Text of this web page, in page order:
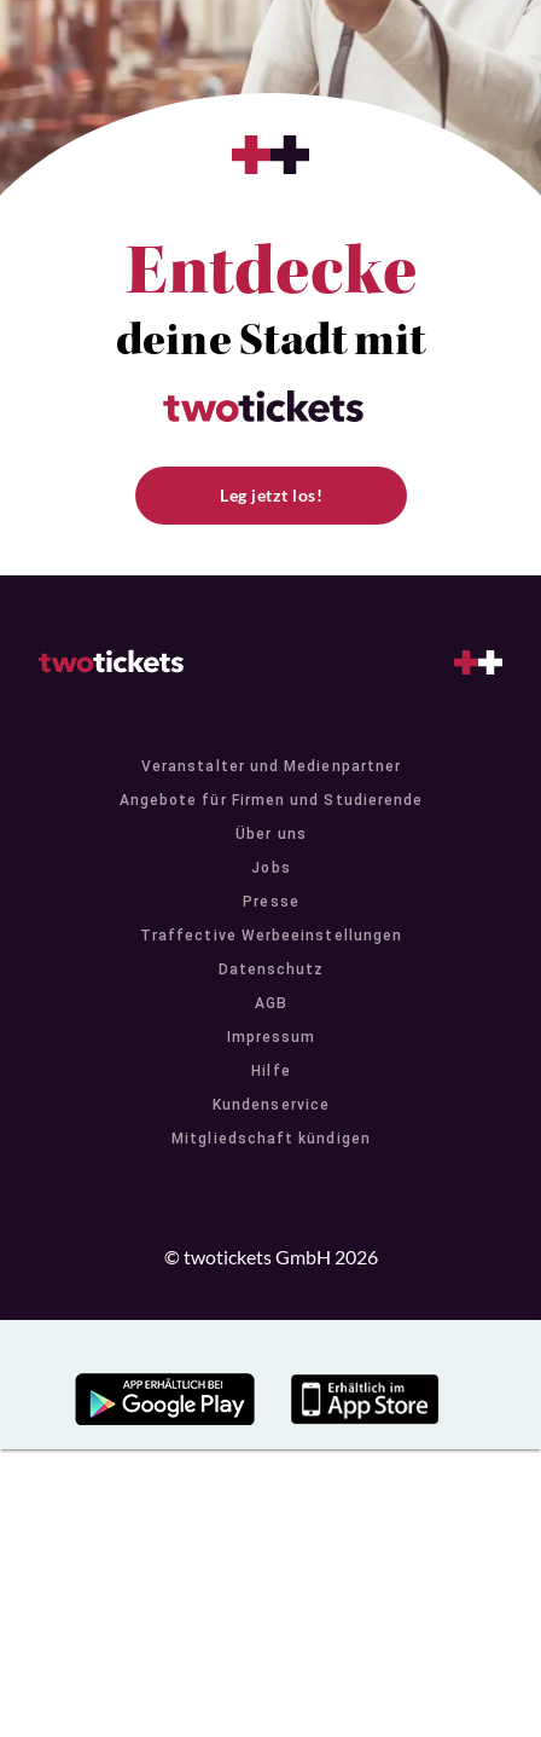
Entdecke
deine Stadt mit
Leg jetzt los!
Veranstalter und Medienpartner
Angebote für Firmen und Studierende
Über uns
Jobs
Presse
Traffective Werbeeinstellungen
Datenschutz
AGB
Impressum
Hilfe
Kundenservice
Mitgliedschaft kündigen
© twotickets GmbH 2026